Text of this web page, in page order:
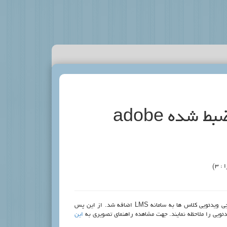
خروجی ویدئویی کلاس های ضبط شده adobe
:
3)
به منظور دسترسی هر چه بهتر به کلاس های ضبط شده امکان دریافت خروجی ویدئویی کلاس ها به سامانه LMS اضافه شد. از این پس
را ملاحظه نمایند. جهت مشاهده راهنمای تصویری به این